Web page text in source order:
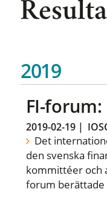
2019
FI-
2019-02-19|
Det
den svenska
kommittéer och
forum